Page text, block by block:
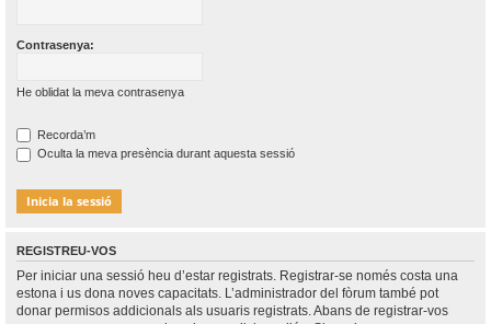
Contrasenya:
He oblidat la meva contrasenya
Recorda’m
Oculta la meva presència durant aquesta sessió
REGISTREU-VOS
Per iniciar una sessió heu d’estar registrats. Registrar-se només costa una
estona i us dona noves capacitats. L’administrador del fòrum també pot
donar permisos addicionals als usuaris registrats. Abans de registrar-vos